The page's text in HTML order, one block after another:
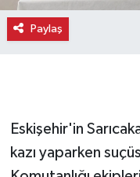
Paylaş
Eskişehir'in
kazı yaparken